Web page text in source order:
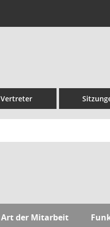
Vertreter
Art der Mitarbeit